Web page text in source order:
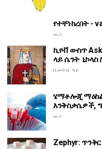
የተቸነከረበት -
ጤና
ኪየቭ ውስጥ
ላይ ሴንት ኒኮላስ
በመጓዝ ላይ
ሄማቶሎጂ
እንቅስቃሴዎች,
ጤና
Zephyr: